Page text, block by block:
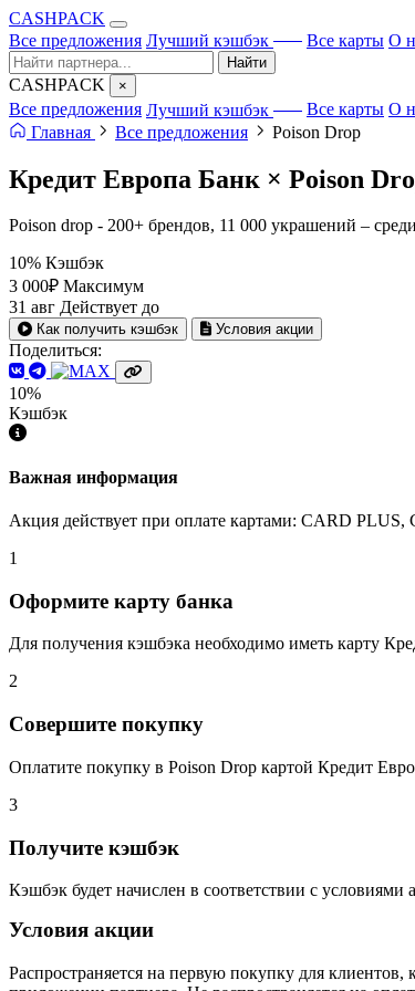
CASHPACK
Все предложения Лучший кэшбэк Все карты О
Найти
CASHPACK ×
Все предложения Лучший кэшбэк Все карты О
Главная
Все предложения Poison Drop
Кредит Европа Банк × Poison
Poison drop - 200+ брендов, 11 000 украшений –
10% Кэшбэк
3 000₽ Максимум
31 авг Действует до
Как получить кэшбэк Условия акции
Поделиться:
10%
Кэшбэк
Важная информация
Акция действует при оплате картами: CARD
1
Оформите карту банка
Для получения кэшбэка необходимо иметь карту
2
Совершите покупку
Оплатите покупку в Poison Drop картой Кредит
3
Получите кэшбэк
Кэшбэк будет начислен в соответствии с условиями
Условия акции
Распространяется на первую покупку для